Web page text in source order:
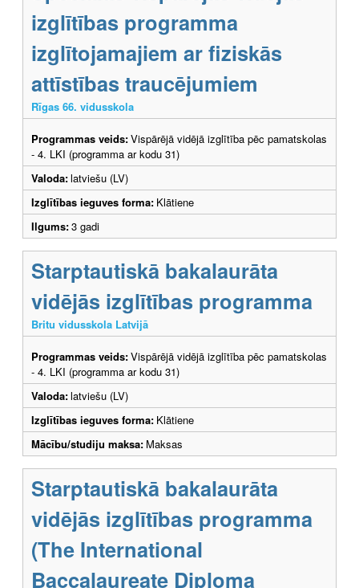
izglītības programma
izglītojamajiem ar fiziskās
attīstības traucējumiem
Rīgas 66. vidusskola
Programmas veids:Vispārējā vidējā izglītība pēc pamatskolas
- 4. LKI (programma ar kodu 31)
Valoda:latviešu (LV)
Izglītības ieguves forma: Klātiene
Ilgums:3 gadi
Starptautiskā bakalaurāta
vidējās izglītības programma
Britu vidusskola Latvijā
Programmas veids:Vispārējā vidējā izglītība pēc pamatskolas
- 4. LKI (programma ar kodu 31)
Valoda:latviešu (LV)
Izglītības ieguves forma: Klātiene
Mācību/studiju maksa: Maksas
Starptautiskā bakalaurāta
vidējās izglītības programma
(The International
Baccalaureate Diploma